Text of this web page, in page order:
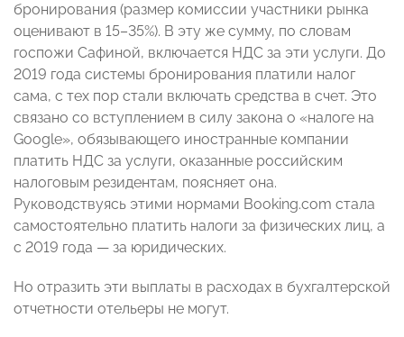
бронирования (размер комиссии участники рынка
оценивают в 15–35%). В эту же сумму, по словам
госпожи Сафиной, включается НДС за эти услуги. До
2019 года системы бронирования платили налог
сама, с тех пор стали включать средства в счет. Это
связано со вступлением в силу закона о «налоге на
Google», обязывающего иностранные компании
платить НДС за услуги, оказанные российским
налоговым резидентам, поясняет она.
Руководствуясь этими нормами Booking.com стала
самостоятельно платить налоги за физических лиц, а
с 2019 года — за юридических.
Но отразить эти выплаты в расходах в бухгалтерской
отчетности отельеры не могут.